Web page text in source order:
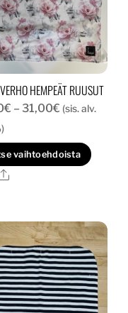
HEMPEÄT RUUSUT
€ – 31,00€Hintaluokka:
-
31,00€
(sis. alv.
vaihtoehdoista
Voit
tehdä
Ale